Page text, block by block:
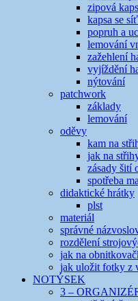
zipová
kapsa se
popruh a
lemování
zažehlení
vyjíždění
nýtování
patchwork
základy
lemování
oděvy
kam na
jak na
zásady šití
spotřeba
didaktické hrátky
plst
materiál
správné
rozdělení
jak na
jak uložit fotky z
NOTÝSEK
3 –